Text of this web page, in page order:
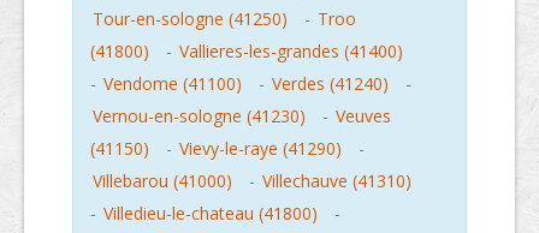
Tour-en-sologne (41250)
- Troo
(41800)
- Vallieres-les-grandes (41400)
- Vendome (41100) - Verdes (41240)
-
Vernou-en-sologne (41230)
- Veuves
(41150)
- Vievy-le-raye (41290)
-
Villebarou (41000)
- Villechauve (41310)
- Villedieu-le-chateau (41800)
-